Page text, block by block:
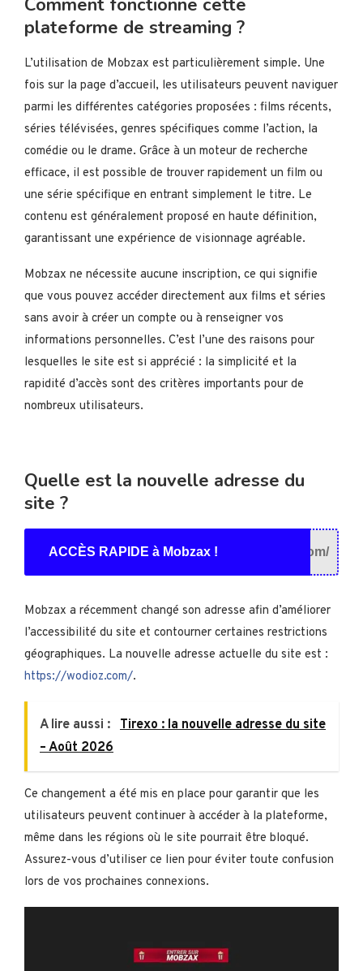
Comment fonctionne cette
plateforme de streaming ?
L’utilisation de Mobzax est particulièrement simple. Une
fois sur la page d’accueil, les utilisateurs peuvent naviguer
parmi les différentes catégories proposées : films récents,
séries télévisées, genres spécifiques comme l’action, la
comédie ou le drame. Grâce à un moteur de recherche
efficace, il est possible de trouver rapidement un film ou
une série spécifique en entrant simplement le titre. Le
contenu est généralement proposé en haute définition,
garantissant une expérience de visionnage agréable.
Mobzax ne nécessite aucune inscription, ce qui signifie
que vous pouvez accéder directement aux films et séries
sans avoir à créer un compte ou à renseigner vos
informations personnelles. C’est l’une des raisons pour
lesquelles le site est si apprécié : la simplicité et la
rapidité d’accès sont des critères importants pour de
nombreux utilisateurs.
Quelle est la nouvelle adresse du
site ?
ACCÈS RAPIDE à Mobzax ! om/
Mobzax a récemment changé son adresse afin d’améliorer
l’accessibilité du site et contourner certaines restrictions
géographiques. La nouvelle adresse actuelle du site est :
https://wodioz.com/.
A lire aussi : Tirexo : la nouvelle adresse du site
– Août 2026
Ce changement a été mis en place pour garantir que les
utilisateurs peuvent continuer à accéder à la plateforme,
même dans les régions où le site pourrait être bloqué.
Assurez-vous d’utiliser ce lien pour éviter toute confusion
lors de vos prochaines connexions.